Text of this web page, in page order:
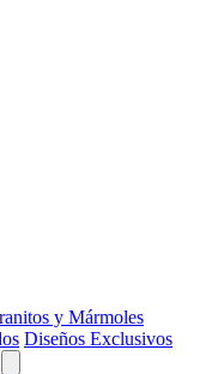
y Mármoles
Diseños Exclusivos